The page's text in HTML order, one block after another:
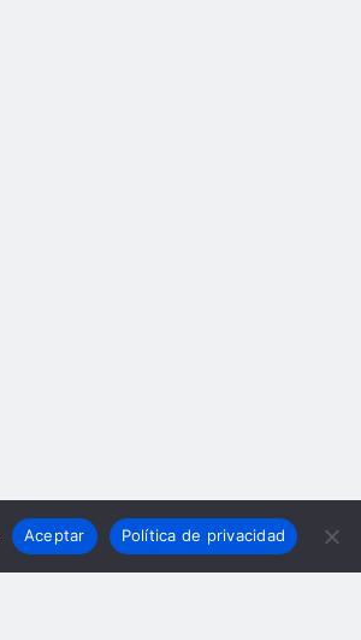
Aceptar Política de privacidad